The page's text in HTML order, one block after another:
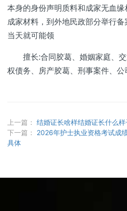
本身的身份声明质料和成家无血
成家材料，到外地民政部分举行
当天就可能领
擅长:合同胶葛、婚姻家庭、交
权债务、房产胶葛、刑事案件、
上一篇： 结婚证长啥样结婚证长什么
下一篇：
2026年护士执业资格考试成
具体